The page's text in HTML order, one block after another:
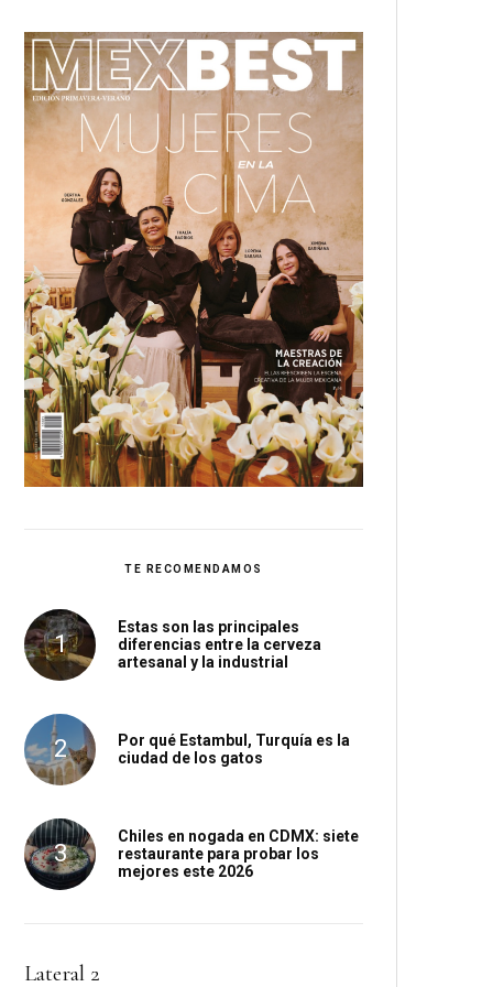
TE RECOMENDAMOS
Estas son las principales
diferencias entre la cerveza
artesanal y la industrial
Por qué Estambul, Turquía es la
ciudad de los gatos
Chiles en nogada en CDMX: siete
restaurante para probar los
mejores este 2026
Lateral 2